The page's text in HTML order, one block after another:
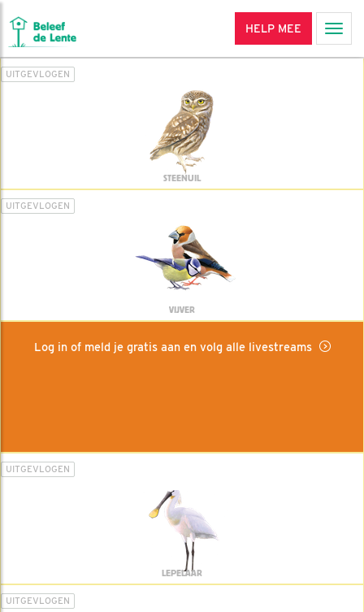
HELP MEE
UITGEVLOGEN
STEENUIL
UITGEVLOGEN
VIJVER
Log in of meld je gratis aan en volg alle livestreams
UITGEVLOGEN
LEPELAAR
UITGEVLOGEN